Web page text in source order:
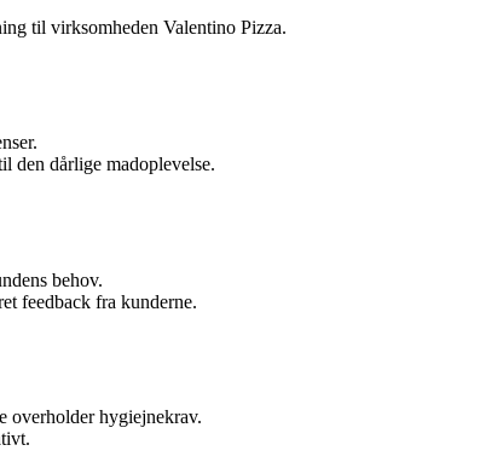
til virksomheden Valentino Pizza.
den dårlige madoplevelse.
behov.
feedback fra kunderne.
overholder hygiejnekrav.